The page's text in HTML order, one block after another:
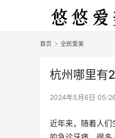
首页 全民爱美
杭州哪里有
2024年5月6日
近年来，随着人